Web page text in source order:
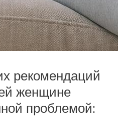
рекомендаций
женщине
проблемой: